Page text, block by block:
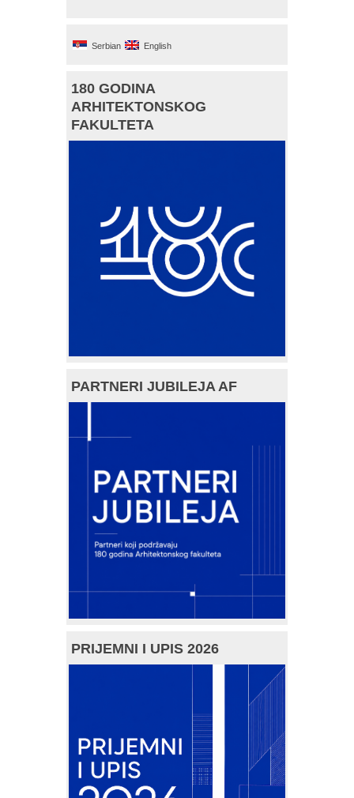
Serbian English
180 GODINA
ARHITEKTONSKOG
FAKULTETA
PARTNERI JUBILEJA AF
PRIJEMNI I UPIS 2026